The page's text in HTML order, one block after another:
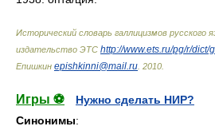
Исторический словарь галлицизмов русского
издательство ЭТС http://www.ets.ru/pg/r/dict/
Епишкин epishkinni@mail.ru 2010
Игры ⚽
Нужно сделать НИР?
Синонимы: